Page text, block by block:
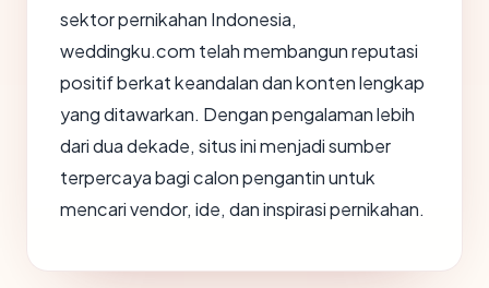
sektor pernikahan Indonesia,
weddingku.com telah membangun reputasi
positif berkat keandalan dan konten lengkap
yang ditawarkan. Dengan pengalaman lebih
dari dua dekade, situs ini menjadi sumber
terpercaya bagi calon pengantin untuk
mencari vendor, ide, dan inspirasi pernikahan.